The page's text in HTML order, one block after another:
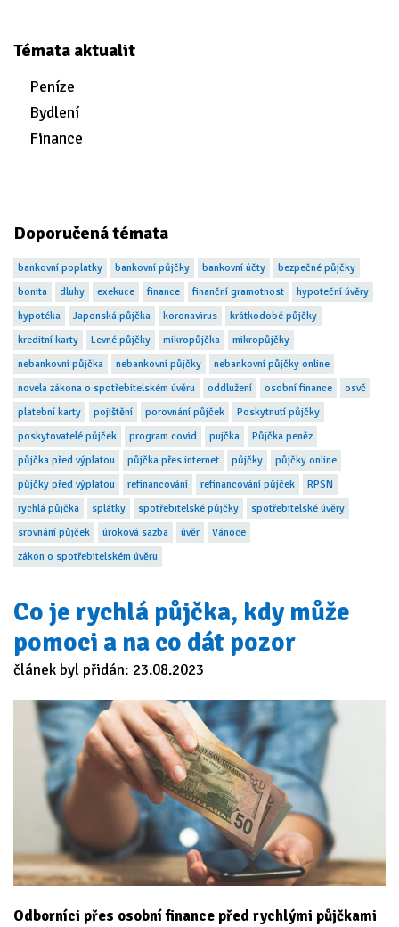
Témata aktualit
Peníze
Bydlení
Finance
Doporučená témata
bankovní poplatky bankovní půjčky bankovní účty
bezpečné půjčky
bonita
dluhy exekuce finance finanční gramotnost
hypoteční úvěry
hypotéka
Japonská půjčka koronavirus
krátkodobé půjčky
kreditní karty
Levné půjčky mikropůjčka
mikropůjčky
nebankovní půjčka
nebankovní půjčky
nebankovní půjčky online
novela zákona o spotřebitelském úvěru
oddlužení osobní finance
osvč
platební karty
pojištění porovnání půjček
Poskytnutí půjčky
poskytovatelé půjček
program covid pujčka
Půjčka peněz
půjčka před výplatou
půjčka přes internet půjčky
půjčky online
půjčky před výplatou
refinancování refinancování půjček
RPSN
rychlá půjčka
splátky spotřebitelské půjčky
spotřebitelské úvěry
srovnání půjček
úroková sazba úvěr
Vánoce
zákon o spotřebitelském úvěru
Co je rychlá půjčka, kdy může
pomoci a na co dát pozor
článek byl přidán: 23.08.2023
Odborníci přes osobní finance před rychlými půjčkami